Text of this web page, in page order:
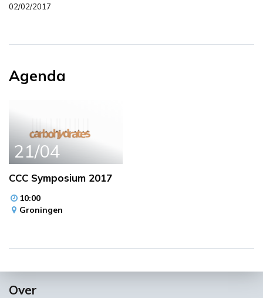
02/02/2017
Agenda
21/04
CCC Symposium 2017
10:00
Groningen
Over